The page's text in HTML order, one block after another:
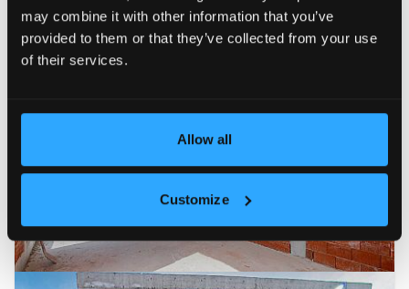
may combine it with other information that you’ve
provided to them or that they’ve collected from your use
of their services.
Allow all
Customize